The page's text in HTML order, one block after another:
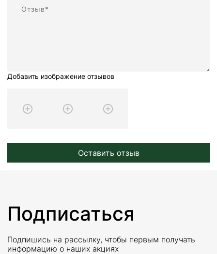
Добавить изображение отзывов
Оставить отзыв
Подписаться
Подпишись на рассылку, чтобы первым получать
информацию о наших акциях